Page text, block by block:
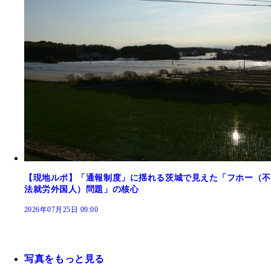
【現地ルポ】「通報制度」に揺れる茨城で見えた「フホー（不
法就労外国人）問題」の核心
2026年07月25日 09:00
写真をもっと見る